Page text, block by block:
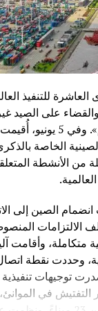
السياسي
“الربح المشترك”
تعتمد على بناء
واحترام
هذه المبادرة
يقوم على التكامل
توقف المحاضر
من أبرزها:
بين الدول
في بعض
والتنفيذ
العالمية
تتطلب مزيداً
للتنفيذ
على الصيد
المبلّغ عنه وغير
الخاصة
من الأنشطة
الصين إلى
الالتزامات
وأقامت
وحددت نقطة
توجيهات
في